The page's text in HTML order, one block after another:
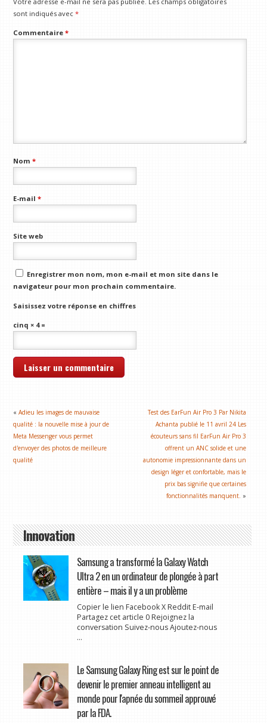
sont indiqués avec*
Commentaire*
Nom*
E-mail*
Site web
Enregistrer mon nom, mon e-mail et mon site dans le
navigateur pour mon prochain commentaire.
Saisissez votre réponse en chiffres
cinq × 4 =
«Adieu les images de mauvaise
qualité : la nouvelle mise à jour de
Meta Messenger vous permet
d'envoyer des photos de meilleure
qualité
Test des EarFun Air Pro 3 Par Nikita
Achanta publié le 11 avril 24 Les
écouteurs sans fil EarFun Air Pro 3
offrent un ANC solide et une
autonomie impressionnante dans un
design léger et confortable, mais le
prix bas signifie que certaines
fonctionnalités manquent. »
Innovation
Samsung a transformé la Galaxy Watch
Ultra 2 en un ordinateur de plongée à part
entière – mais il y a un problème
Copier le lien Facebook X Reddit E-mail
Partagez cet article 0 Rejoignez la
conversation Suivez-nous Ajoutez-nous
...
Le Samsung Galaxy Ring est sur le point de
devenir le premier anneau intelligent au
monde pour l'apnée du sommeil approuvé
par la FDA.